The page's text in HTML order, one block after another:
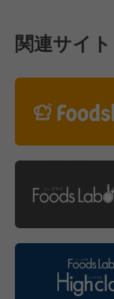
関連サイト